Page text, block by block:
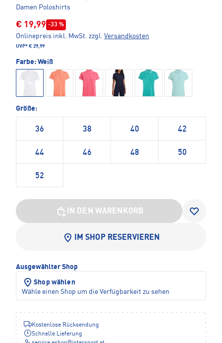
Damen Poloshirts
€ 19,99 -33 %
Onlinepreis inkl. MwSt. zzgl. Versandkosten
UVP* € 29,99
Farbe: Weiß
Größe:
36 38 40 42
44 46 48 50
52
IN DEN WARENKORB
IM SHOP RESERVIEREN
Ausgewählter Shop
Shop wählen
Wähle einen Shop um die Verfügbarkeit zu sehen
Kostenlose Rücksendung
Schnelle Lieferung